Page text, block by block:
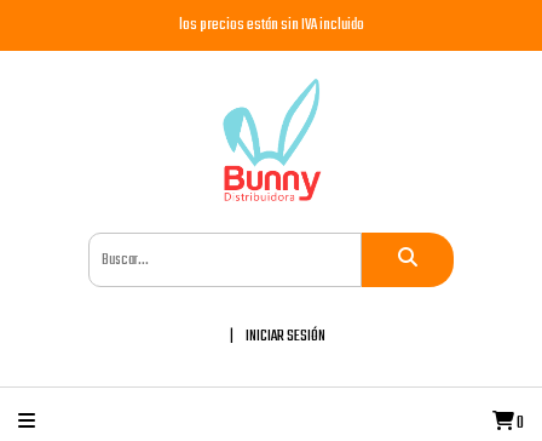
los precios están sin IVA incluido
INICIAR SESIÓN
0